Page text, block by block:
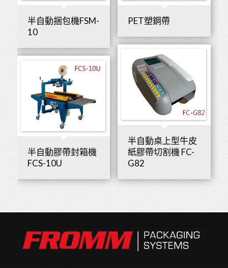
半自動捆包機FSM-
10
PET塑鋼帶
半自動桌上型牛皮
紙膠帶切割機 FC-
G82
半自動膠帶封箱機
FCS-10U